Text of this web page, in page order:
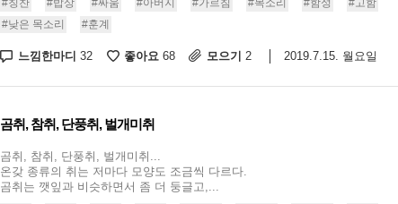
#칭찬 #밥상 #싸움 #아버지 #가르침 #목소리 #함성
#고함
#낮은 목소리
#훈계
느낌한마디 32 좋아요 68 모으기 2 2019.7.15. 월요일
곰취, 참취, 단풍취, 벌개미취
곰취, 참취, 단풍취, 벌개미취...
온갖 종류의 취는 저마다 모양도 조금씩 다르다.
곰취는 깻잎과 비슷하면서 좀 더 둥글고,...